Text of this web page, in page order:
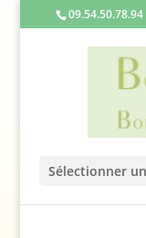
09.54.50.78.94
Sélectionner